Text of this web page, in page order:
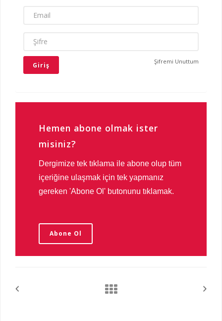
EMAIL
ŞIFRE
Şifremi Unuttum
Hemen abone olmak ister
misiniz?
Dergimize tek tıklama ile abone olup tüm
içeriğine ulaşmak için tek yapmanız
gereken 'Abone Ol' butonunu tıklamak.
Abone Ol